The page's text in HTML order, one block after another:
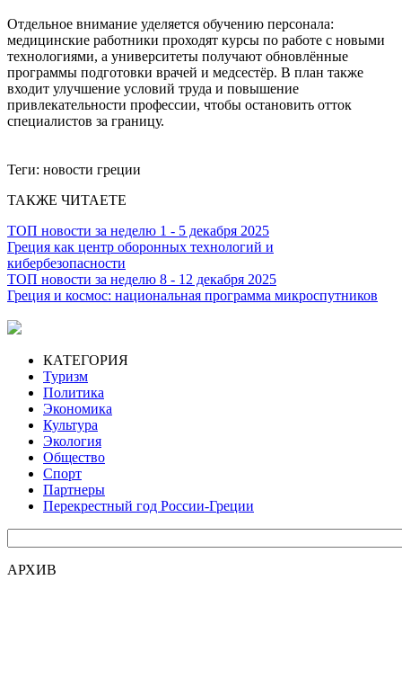
Отдельное внимание уделяется обучению персонала:
медицинские работники проходят курсы по работе с новыми
технологиями, а университеты получают обновлённые
программы подготовки врачей и медсестёр. В план также
входит улучшение условий труда и повышение
привлекательности профессии, чтобы остановить отток
специалистов за границу.
Теги: новости греции
ТАКЖЕ ЧИТАЕТЕ
ТОП новости за неделю 1 - 5 декабря 2025
Греция как центр оборонных технологий и
кибербезопасности
ТОП новости за неделю 8 - 12 декабря 2025
Греция и космос: национальная программа микроспутников
КАТЕГОРИЯ
Туризм
Политика
Экономика
Культура
Экология
Общество
Спорт
Партнеры
Перекрестный год России-Греции
АРХИВ